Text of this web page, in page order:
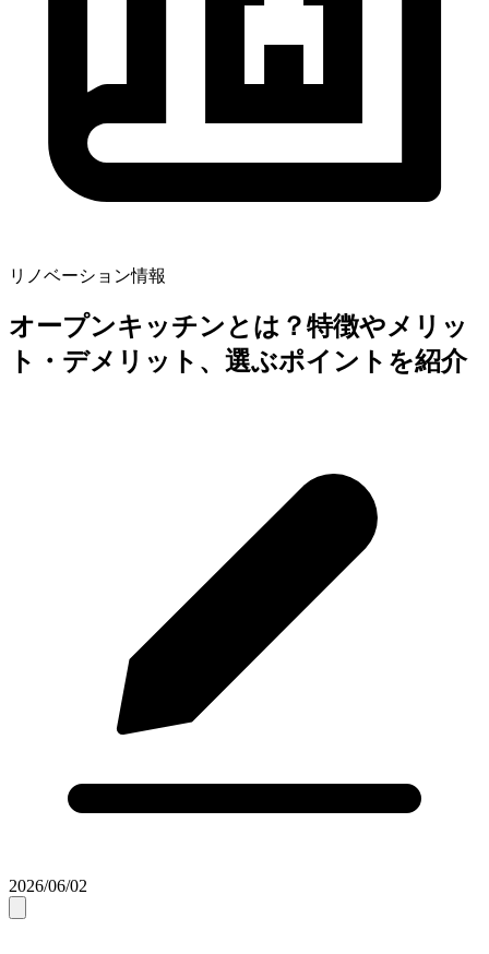
リノベーション情報
オープンキッチンとは？特徴やメリッ
ト・デメリット、選ぶポイントを紹介
2026/06/02